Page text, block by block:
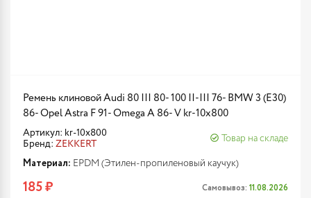
Ремень клиновой Audi 80 III 80- 100 II-III 76- BMW 3 (E30)
86- Opel Astra F 91- Omega A 86- V kr-10x800
Артикул: kr-10x800
Бренд: ZEKKERT
Товар на складе
Материал: EPDM (Этилен-пропиленовый каучук)
185 ₽ Самовывоз: 11.08.2026